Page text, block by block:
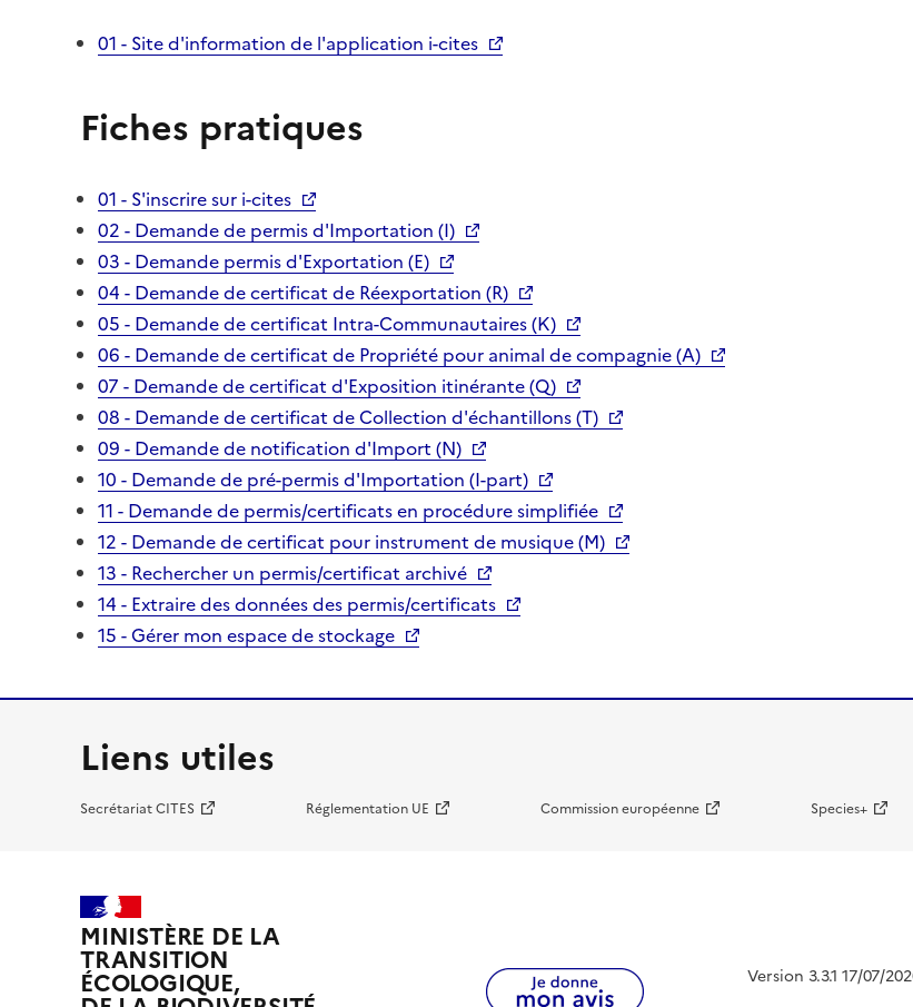
01 - Site d'information de l'application i-cites
Fiches pratiques
01 - S'inscrire sur i-cites
02 - Demande de permis d'Importation (I)
03 - Demande permis d'Exportation (E)
04 - Demande de certificat de Réexportation (R)
05 - Demande de certificat Intra-Communautaires (K)
06 - Demande de certificat de Propriété pour animal de compagnie (A)
07 - Demande de certificat d'Exposition itinérante (Q)
08 - Demande de certificat de Collection d'échantillons (T)
09 - Demande de notification d'Import (N)
10 - Demande de pré-permis d'Importation (I-part)
11 - Demande de permis/certificats en procédure simplifiée
12 - Demande de certificat pour instrument de musique (M)
13 - Rechercher un permis/certificat archivé
14 - Extraire des données des permis/certificats
15 - Gérer mon espace de stockage
Liens utiles
Secrétariat CITES Réglementation UE Commission européenne Species+
MINISTÈRE DE LA
TRANSITION
ÉCOLOGIQUE, Version 3.3.1 17/07/